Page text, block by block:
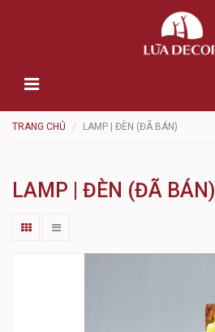
TRANG CHỦ LAMP | ĐÈN (ĐÃ BÁN)
LAMP | ĐÈN (ĐÃ BÁN)